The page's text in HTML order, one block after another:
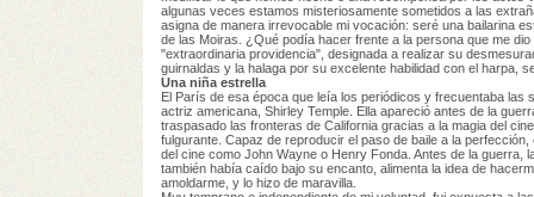
algunas veces estamos misteriosamente sometidos a las
asigna de manera irrevocable mi vocación: seré una bailarina
de las Moiras. ¿Qué podía hacer frente a la persona que me
"extraordinaria providencia", designada a realizar su
guirnaldas y la halaga por su excelente habilidad con el harpa,
Una niña estrella
El París de esa época que leía los periódicos y frecuentaba
actriz americana, Shirley Temple. Ella apareció antes de la
traspasado las fronteras de California gracias a la magia del
fulgurante. Capaz de reproducir el paso de baile a la
del cine como John Wayne o Henry Fonda. Antes de la
también había caído bajo su encanto, alimenta la idea de
amoldarme, y lo hizo de maravilla.